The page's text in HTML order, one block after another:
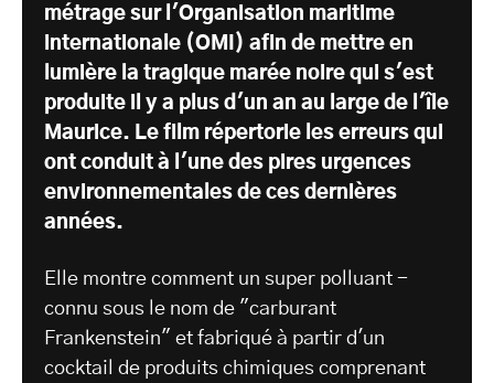
métrage sur l'Organisation maritime
internationale (OMI) afin de mettre en
lumière la tragique marée noire qui s'est
produite il y a plus d'un an au large de l'île
Maurice. Le film répertorie les erreurs qui
ont conduit à l'une des pires urgences
environnementales de ces dernières
années.
Elle montre comment un super polluant -
connu sous le nom de "carburant
Frankenstein" et fabriqué à partir d'un
cocktail de produits chimiques comprenant